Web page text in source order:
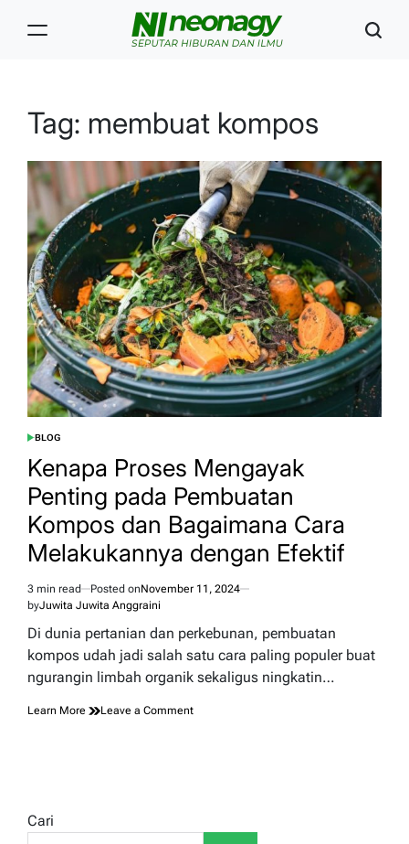
Tag: membuat kompos
POSTED
BLOG
Kenapa Proses Mengayak
Penting pada Pembuatan
Kompos dan Bagaimana Cara
Melakukannya dengan Efektif
Estimated
read
time
3 min read Posted onNovember 11, 2024
byJuwita Juwita Anggraini
Di dunia pertanian dan perkebunan, pembuatan
kompos udah jadi salah satu cara paling populer buat
ngurangin limbah organik sekaligus ningkatin…
Learn More Leave a Commenton
Cari